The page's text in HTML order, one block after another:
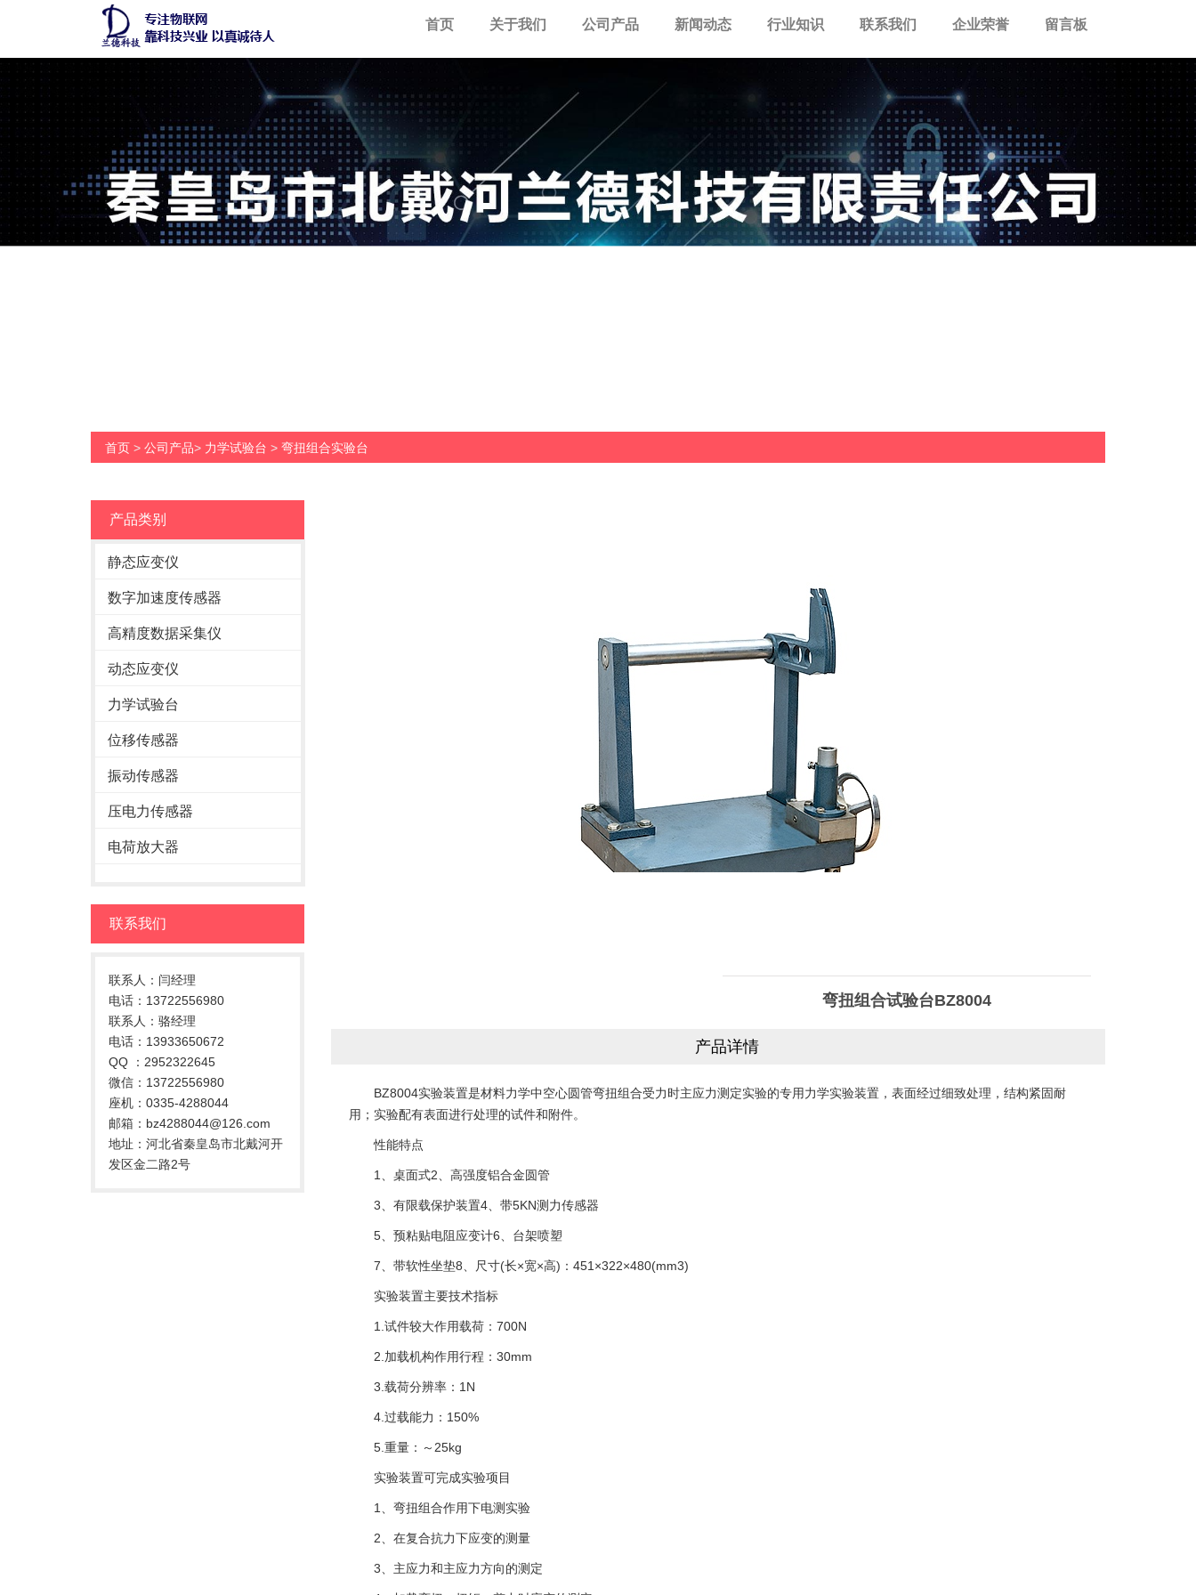
首页 关于我们 公司产品 新闻动态 行业知识 联系我们 企业荣誉 留言板
首页 > 公司产品> 力学试验台 > 弯扭组合实验台
产品类别
静态应变仪
数字加速度传感器
高精度数据采集仪
动态应变仪
力学试验台
位移传感器
振动传感器
压电力传感器
电荷放大器
联系我们
联系人：闫经理
电话：13722556980
联系人：骆经理
电话：13933650672
QQ ：2952322645
微信：13722556980
座机：0335-4288044
邮箱：bz4288044@126.com
地址：河北省秦皇岛市北戴河开
发区金二路2号
弯扭组合试验台BZ8004
产品详情
BZ8004实验装置是材料力学中空心圆管弯扭组合受力时主应力测定实验的专用力学实验装置，表面经过细致处理，结构紧固耐
用；实验配有表面进行处理的试件和附件。
性能特点
1、桌面式2、高强度铝合金圆管
3、有限载保护装置4、带5KN测力传感器
5、预粘贴电阻应变计6、台架喷塑
7、带软性坐垫8、尺寸(长×宽×高)：451×322×480(mm3)
实验装置主要技术指标
1.试件较大作用载荷：700N
2.加载机构作用行程：30mm
3.载荷分辨率：1N
4.过载能力：150%
5.重量：～25kg
实验装置可完成实验项目
1、弯扭组合作用下电测实验
2、在复合抗力下应变的测量
3、主应力和主应力方向的测定